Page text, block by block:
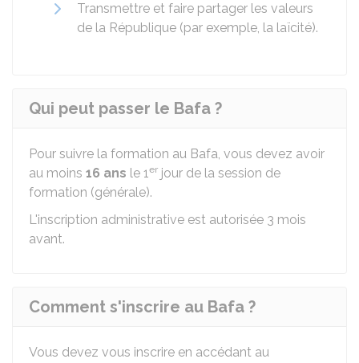
Transmettre et faire partager les valeurs
de la République (par exemple, la laïcité).
Qui peut passer le Bafa ?
Pour suivre la formation au Bafa, vous devez avoir
au moins 16 ans le 1er jour de la session de
formation (générale).
L'inscription administrative est autorisée 3 mois
avant.
Comment s'inscrire au Bafa ?
Vous devez vous inscrire en accédant au